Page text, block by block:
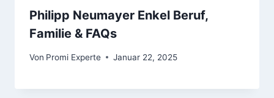
Philipp Neumayer Enkel Beruf,
Familie & FAQs
Von Promi Experte Januar 22, 2025